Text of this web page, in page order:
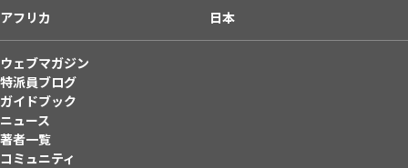
アフリカ
日本
ウェブマガジン
特派員ブログ
ガイドブック
ニュース
著者一覧
コミュニティ